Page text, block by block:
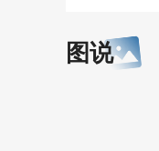
图说